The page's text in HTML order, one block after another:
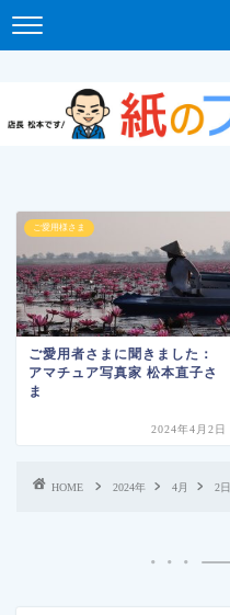
ご愛用様さま
ご愛用者さまに聞きました：
アマチュア写真家 松本直子さ
ま
2024年4月2日
HOME 2024年 4月 2日